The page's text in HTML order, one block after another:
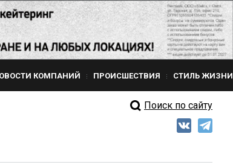
КОМПАНИЙ ПРОИСШЕСТВИЯ СТИЛЬ ЖИЗНИ
Поиск по сайту